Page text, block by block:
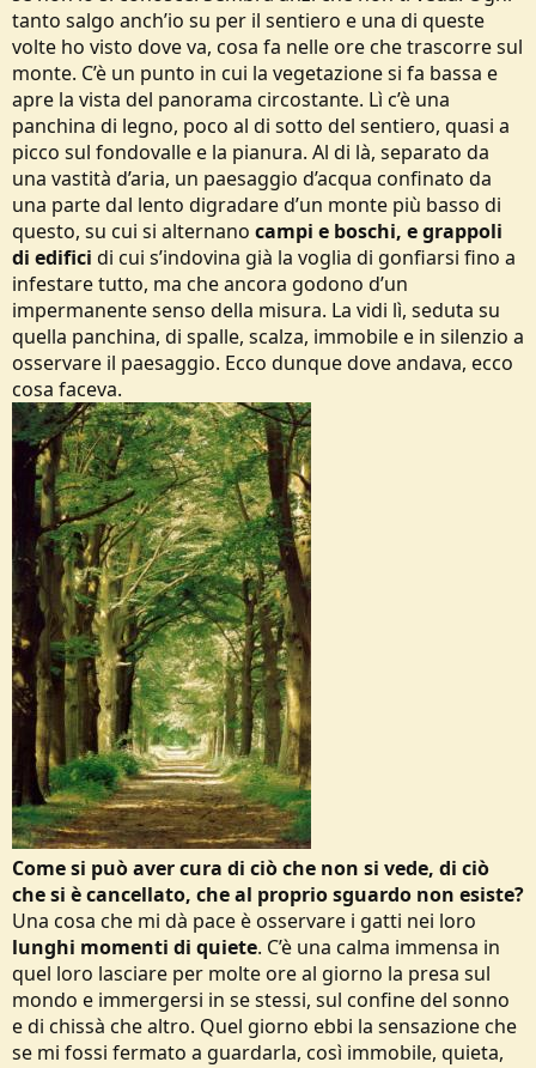
tanto salgo anch’io su per il sentiero e una di queste
volte ho visto dove va, cosa fa nelle ore che trascorre sul
monte. C’è un punto in cui la vegetazione si fa bassa e
apre la vista del panorama circostante. Lì c’è una
panchina di legno, poco al di sotto del sentiero, quasi a
picco sul fondovalle e la pianura. Al di là, separato da
una vastità d’aria, un paesaggio d’acqua confinato da
una parte dal lento digradare d’un monte più basso di
questo, su cui si alternano campi e boschi, e grappoli
di edifici di cui s’indovina già la voglia di gonfiarsi fino a
infestare tutto, ma che ancora godono d’un
impermanente senso della misura. La vidi lì, seduta su
quella panchina, di spalle, scalza, immobile e in silenzio a
osservare il paesaggio. Ecco dunque dove andava, ecco
cosa faceva.
Come si può aver cura di ciò che non si vede, di ciò
che si è cancellato, che al proprio sguardo non esiste?
Una cosa che mi dà pace è osservare i gatti nei loro
lunghi momenti di quiete. C’è una calma immensa in
quel loro lasciare per molte ore al giorno la presa sul
mondo e immergersi in se stessi, sul confine del sonno
e di chissà che altro. Quel giorno ebbi la sensazione che
se mi fossi fermato a guardarla, così immobile, quieta,